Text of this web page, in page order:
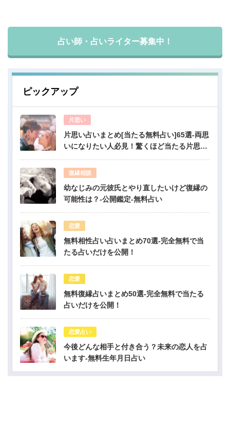
占い師・占いライター募集中！
ピックアップ
片思い
片思い占いまとめ[当たる無料占い]65選-両思
いになりたい人必見！驚くほど当たる片思い
復縁相談
幼なじみの元彼氏とやり直したいけど復縁の
可能性は？-公開鑑定-無料占い
恋愛
無料相性占い占いまとめ70選-完全無料で当
たる占いだけを公開！
恋愛
無料復縁占いまとめ50選-完全無料で当たる
占いだけを公開！
恋愛占い
今後どんな相手と付き合う？未来の恋人を占
います-無料生年月日占い